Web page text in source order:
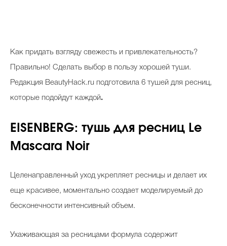
Вопрос эксперту
Папа может
Выбор косметолога
Как придать взгляду свежесть и привлекательность?
Правильно! Сделать выбор в пользу хорошей туши.
Редакция BeautyHack.ru подготовила 6 тушей для ресниц,
которые подойдут каждой.
EISENBERG: тушь для ресниц Le
Mascara Noir
Целенаправленный уход укрепляет ресницы и делает их
еще красивее, моментально создает моделируемый до
бесконечности интенсивный объем.
Ухаживающая за ресницами формула содержит